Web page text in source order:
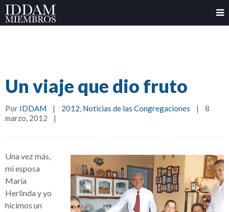
Un viaje que dio fruto
Por IDDAM | 2012, Noticias de las Congregaciones |
8
marzo, 2012 |
Una vez más,
mi esposa
María
Herlinda y yo
hicimos un